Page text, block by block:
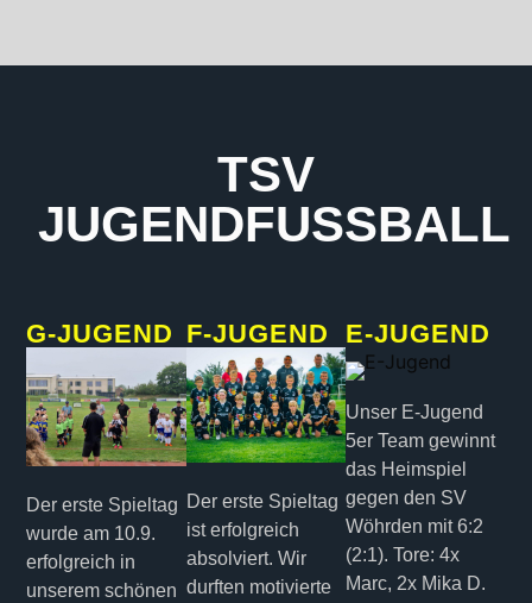
TSV
JUGENDFUSSBALL
G-JUGEND
Der erste Spieltag
wurde am 10.9.
erfolgreich in
unserem schönen
F-JUGEND
Der erste Spieltag
ist erfolgreich
absolviert. Wir
durften motivierte
E-JUGEND
Unser E-Jugend
5er Team gewinnt
das Heimspiel
gegen den SV
Wöhrden mit 6:2
(2:1). Tore: 4x
Marc, 2x Mika D.